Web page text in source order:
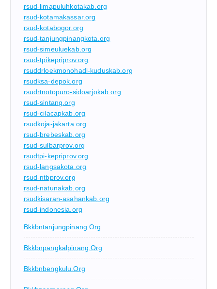
rsud-limapuluhkotakab.org
rsud-kotamakassar.org
rsud-kotabogor.org
rsud-tanjungpinangkota.org
rsud-simeuluekab.org
rsud-tpikepriprov.org
rsuddrloekmonohadi-kuduskab.org
rsudksa-depok.org
rsudrtnotopuro-sidoarjokab.org
rsud-sintang.org
rsud-cilacapkab.org
rsudkoja-jakarta.org
rsud-brebeskab.org
rsud-sulbarprov.org
rsudtpi-kepriprov.org
rsud-langsakota.org
rsud-ntbprov.org
rsud-natunakab.org
rsudkisaran-asahankab.org
rsud-indonesia.org
Bkkbntanjungpinang.org
Bkkbnpangkalpinang.org
Bkkbnbengkulu.org